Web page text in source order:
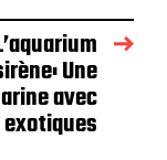
Une
avec